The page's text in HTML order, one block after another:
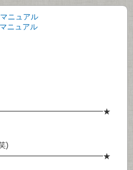
ニュアル
━━━━━━━━━━━━━━━━★
本だ～！』
たんです(笑)